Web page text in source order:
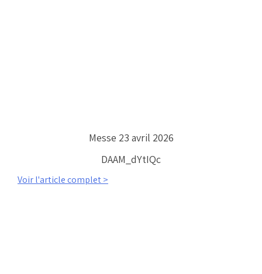
Messe 23 avril 2026
DAAM_dYtIQc
Voir l'article complet >